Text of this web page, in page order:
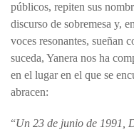
públicos, repiten sus
discurso de sobremesa y,
voces resonantes, sueñan
suceda, Yanera nos ha
en el lugar en el que se
abracen:
“Un 23 de junio de 1991,